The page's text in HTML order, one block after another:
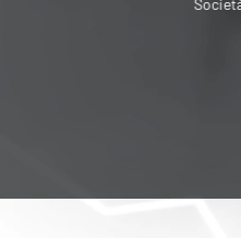
para quem quer